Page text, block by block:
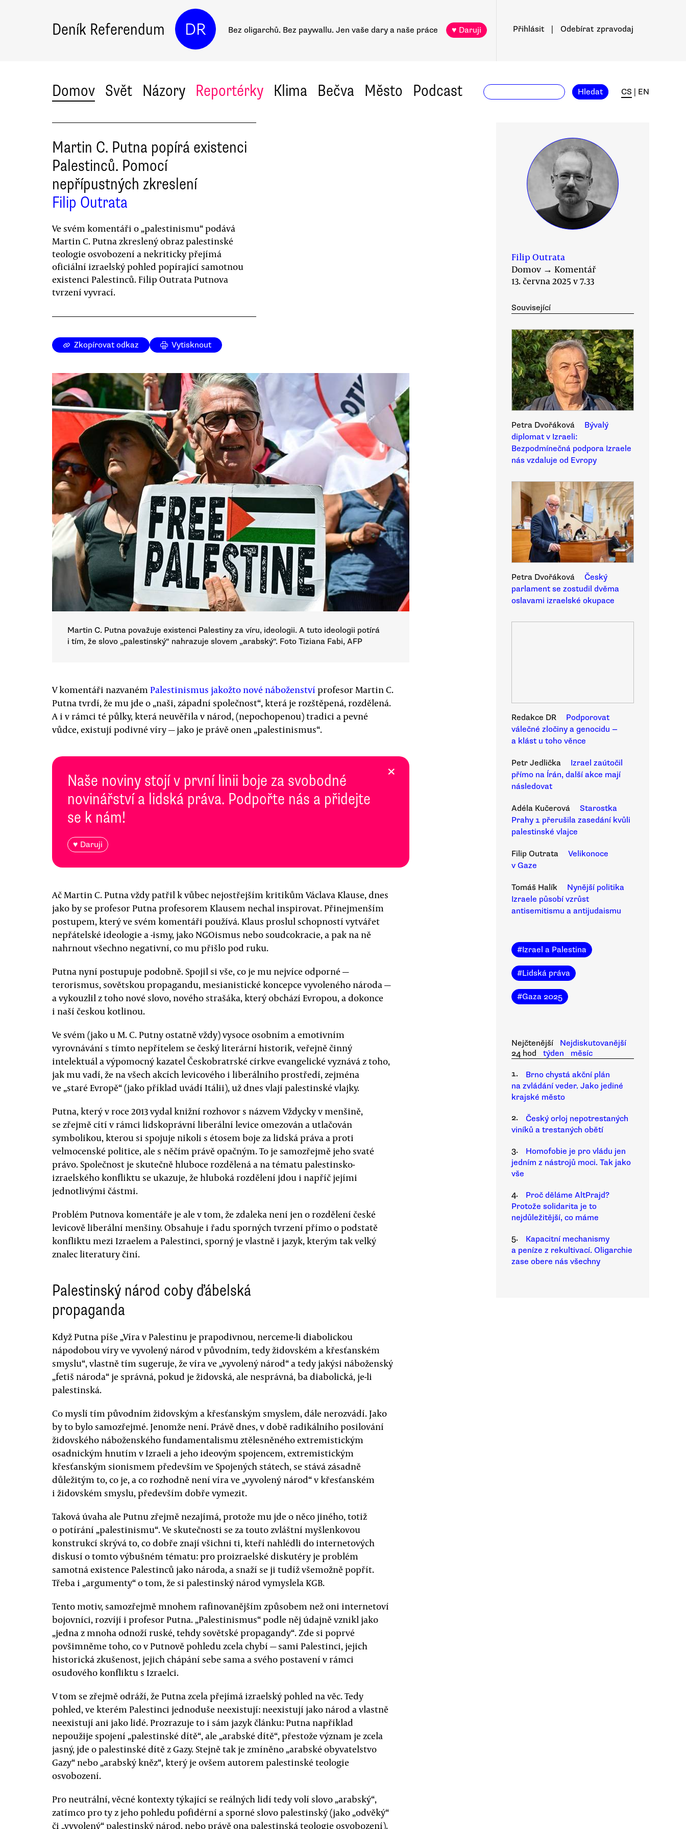
Deník Referendum DR Bez oligarchů. Bez paywallu. Jen vaše dary a naše práce ♥ Daruji Přihlásit Odebírat zpravodaj
Domov Svět Názory Reportérky Klima Bečva Město Podcast Hledat CS EN
Martin C. Putna popírá existenci
Palestinců. Pomocí
nepřípustných zkreslení
Filip Outrata
Ve svém komentáři o „palestinismu“ podává
Martin C. Putna zkreslený obraz palestinské
teologie osvobození a nekriticky přejímá
oficiální izraelský pohled popírající samotnou
existenci Palestinců. Filip Outrata Putnova
tvrzení vyvrací.
Zkopírovat odkaz Vytisknout
Martin C. Putna považuje existenci Palestiny za víru, ideologii. A tuto ideologii potírá
i tím, že slovo „palestinský“ nahrazuje slovem „arabský“. Foto Tiziana Fabi, AFP
V komentáři nazvanémPalestinismus jakožto nové náboženství profesor Martin C.
Putna tvrdí, že mu jde o „naši, západní společnost“, která je rozštěpená, rozdělená.
A i v rámci té půlky, která neuvěřila v národ, (nepochopenou) tradici a pevné
vůdce, existují podivné víry — jako je právě onen „palestinismus“.
Naše noviny stojí v první linii boje za svobodné
novinářství a lidská práva. Podpořte nás a přidejte
se k nám!
♥ Daruji
×
Ač Martin C. Putna vždy patřil k vůbec nejostřejším kritikům Václava Klause, dnes
jako by se profesor Putna profesorem Klausem nechal inspirovat. Přinejmenším
postupem, který ve svém komentáři používá. Klaus proslul schopností vytvářet
nepřátelské ideologie a -ismy, jako NGOismus nebo soudcokracie, a pak na ně
nahrnout všechno negativní, co mu přišlo pod ruku.
Putna nyní postupuje podobně. Spojil si vše, co je mu nejvíce odporné —
terorismus, sovětskou propagandu, mesianistické koncepce vyvoleného národa —
a vykouzlil z toho nové slovo, nového strašáka, který obchází Evropou, a dokonce
i naší českou kotlinou.
Ve svém (jako u M. C. Putny ostatně vždy) vysoce osobním a emotivním
vyrovnávání s tímto nepřítelem se český literární historik, veřejně činný
intelektuál a výpomocný kazatel Českobratrské církve evangelické vyznává z toho,
jak mu vadí, že na všech akcích levicového i liberálního prostředí, zejména
ve „staré Evropě“ (jako příklad uvádí Itálii), už dnes vlají palestinské vlajky.
Putna, který v roce 2013 vydal knižní rozhovor s názvem Vždycky v menšině,
se zřejmě cítí v rámci lidskoprávní liberální levice omezován a utlačován
symbolikou, kterou si spojuje nikoli s étosem boje za lidská práva a proti
velmocenské politice, ale s něčím právě opačným. To je samozřejmě jeho svaté
právo. Společnost je skutečně hluboce rozdělená a na tématu palestinsko-
izraelského konfliktu se ukazuje, že hluboká rozdělení jdou i napříč jejími
jednotlivými částmi.
Problém Putnova komentáře je ale v tom, že zdaleka není jen o rozdělení české
levicově liberální menšiny. Obsahuje i řadu sporných tvrzení přímo o podstatě
konfliktu mezi Izraelem a Palestinci, sporný je vlastně i jazyk, kterým tak velký
znalec literatury činí.
Palestinský národ coby ďábelská
propaganda
Když Putna píše „Víra v Palestinu je prapodivnou, nerceme-li diabolickou
nápodobou víry ve vyvolený národ v původním, tedy židovském a křesťanském
smyslu“, vlastně tím sugeruje, že víra ve „vyvolený národ“ a tedy jakýsi náboženský
„fetiš národa“ je správná, pokud je židovská, ale nesprávná, ba diabolická, je-li
palestinská.
Co myslí tím původním židovským a křesťanským smyslem, dále nerozvádí. Jako
by to bylo samozřejmé. Jenomže není. Právě dnes, v době radikálního posilování
židovského náboženského fundamentalismu ztělesněného extremistickým
osadnickým hnutím v Izraeli a jeho ideovým spojencem, extremistickým
křesťanským sionismem především ve Spojených státech, se stává zásadně
důležitým to, co je, a co rozhodně není víra ve „vyvolený národ“ v křesťanském
i židovském smyslu, především dobře vymezit.
Taková úvaha ale Putnu zřejmě nezajímá, protože mu jde o něco jiného, totiž
o potírání „palestinismu“. Ve skutečnosti se za touto zvláštní myšlenkovou
konstrukcí skrývá to, co dobře znají všichni ti, kteří nahlédli do internetových
diskusí o tomto výbušném tématu: pro proizraelské diskutéry je problém
samotná existence Palestinců jako národa, a snaží se ji tudíž všemožně popřít.
Třeba i „argumenty“ o tom, že si palestinský národ vymyslela KGB.
Tento motiv, samozřejmě mnohem rafinovanějším způsobem než oni internetoví
bojovníci, rozvíjí i profesor Putna. „Palestinismus“ podle něj údajně vznikl jako
„jedna z mnoha odnoží ruské, tehdy sovětské propagandy“. Zde si poprvé
povšimněme toho, co v Putnově pohledu zcela chybí — sami Palestinci, jejich
historická zkušenost, jejich chápání sebe sama a svého postavení v rámci
osudového konfliktu s Izraelci.
V tom se zřejmě odráží, že Putna zcela přejímá izraelský pohled na věc. Tedy
pohled, ve kterém Palestinci jednoduše neexistují: neexistují jako národ a vlastně
neexistují ani jako lidé. Prozrazuje to i sám jazyk článku: Putna například
nepoužije spojení „palestinské dítě“, ale „arabské dítě“, přestože význam je zcela
jasný, jde o palestinské dítě z Gazy. Stejně tak je zmíněno „arabské obyvatelstvo
Gazy“ nebo „arabský kněz“, který je ovšem autorem palestinské teologie
osvobození.
Pro neutrální, věcné kontexty týkající se reálných lidí tedy volí slovo „arabský“,
zatímco pro ty z jeho pohledu pofidérní a sporné slovo palestinský (jako „odvěký“
či „vyvolený“ palestinský národ, nebo právě ona palestinská teologie osvobození).
Filip Outrata
Domov → Komentář
13. června 2025 v 7.33
Související
Petra Dvořáková
Bývalý
diplomat v Izraeli:
Bezpodmínečná podpora Izraele
nás vzdaluje od Evropy
Petra Dvořáková
Český
parlament se zostudil dvěma
oslavami izraelské okupace
Redakce DR
Podporovat
válečné zločiny a genocidu —
a klást u toho věnce
Petr Jedlička
Izrael zaútočil
přímo na Írán, další akce mají
následovat
Adéla Kučerová
Starostka
Prahy 1 přerušila zasedání kvůli
palestinské vlajce
Filip Outrata
Velikonoce
v Gaze
Tomáš Halík
Nynější politika
Izraele působí vzrůst
antisemitismu a antijudaismu
#Izrael a Palestina
#Lidská práva
#Gaza 2025
Nejčtenější
Nejdiskutovanější
24 hod
týden
měsíc
1.
Brno chystá akční plán
na zvládání veder. Jako jediné
krajské město
2.
Český orloj nepotrestaných
viníků a trestaných obětí
3.
Homofobie je pro vládu jen
jedním z nástrojů moci. Tak jako
vše
4.
Proč děláme AltPrajd?
Protože solidarita je to
nejdůležitější, co máme
5.
Kapacitní mechanismy
a peníze z rekultivací. Oligarchie
zase obere nás všechny